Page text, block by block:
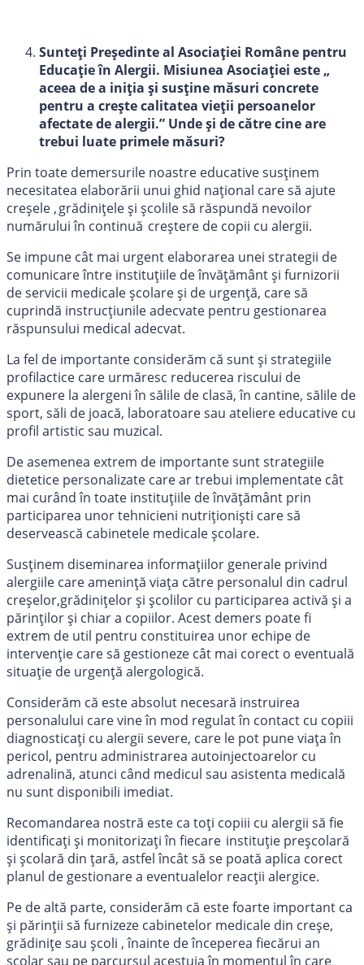
Sunteți Președinte al Asociației Române pentru
Educație în Alergii. Misiunea Asociației este „
aceea de a iniția și susține măsuri concrete
pentru a crește calitatea vieții persoanelor
afectate de alergii.” Unde și de către cine are
trebui luate primele măsuri?
Prin toate demersurile noastre educative susținem
necesitatea elaborării unui ghid național care să ajute
creșele , grădinițele și școlile să răspundă nevoilor
numărului în continuă creștere de copii cu alergii.
Se impune cât mai urgent elaborarea unei strategii de
comunicare între instituțiile de învățământ și furnizorii
de servicii medicale școlare și de urgență, care să
cuprindă instrucțiunile adecvate pentru gestionarea
răspunsului medical adecvat.
La fel de importante considerăm că sunt și strategiile
profilactice care urmăresc reducerea riscului de
expunere la alergeni în sălile de clasă, în cantine, sălile de
sport, săli de joacă, laboratoare sau ateliere educative cu
profil artistic sau muzical.
De asemenea extrem de importante sunt strategiile
dietetice personalizate care ar trebui implementate cât
mai curând în toate instituțiile de învățământ prin
participarea unor tehnicieni nutriționiști care să
deservească cabinetele medicale școlare.
Susținem diseminarea informațiilor generale privind
alergiile care amenință viața către personalul din cadrul
creșelor,grădinițelor și școlilor cu participarea activă și a
părinților și chiar a copiilor. Acest demers poate fi
extrem de util pentru constituirea unor echipe de
intervenție care să gestioneze cât mai corect o eventuală
situație de urgență alergologică.
Considerăm că este absolut necesară instruirea
personalului care vine în mod regulat în contact cu copiii
diagnosticați cu alergii severe, care le pot pune viața în
pericol, pentru administrarea autoinjectoarelor cu
adrenalină, atunci când medicul sau asistenta medicală
nu sunt disponibili imediat.
Recomandarea nostră este ca toți copiii cu alergii să fie
identificați și monitorizați în fiecare instituție preșcolară
și școlară din țară, astfel încât să se poată aplica corect
planul de gestionare a eventualelor reacții alergice.
Pe de altă parte, considerăm că este foarte important ca
și părinții să furnizeze cabinetelor medicale din creșe,
grădinițe sau școli , înainte de începerea fiecărui an
școlar sau pe parcursul acestuia în momentul în care